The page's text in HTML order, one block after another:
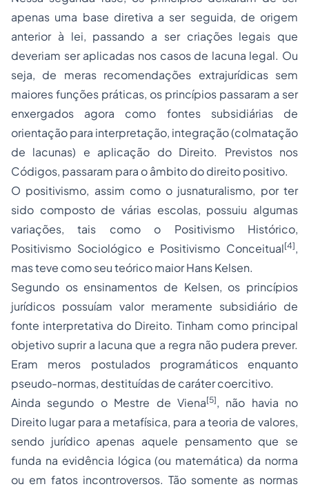
apenas uma base diretiva a ser seguida, de origem
anterior à lei, passando a ser criações legais que
deveriam ser aplicadas nos casos de lacuna legal. Ou
seja, de meras recomendações extrajurídicas sem
maiores funções práticas, os princípios passaram a ser
enxergados agora como fontes subsidiárias de
orientação para interpretação, integração (colmatação
de lacunas) e aplicação do Direito. Previstos nos
Códigos, passaram para o âmbito do direito positivo.
O positivismo, assim como o jusnaturalismo, por ter
sido composto de várias escolas, possuiu algumas
variações, tais como o Positivismo Histórico,
Positivismo Sociológico e Positivismo Conceitual[4],
mas teve como seu teórico maior Hans Kelsen.
Segundo os ensinamentos de Kelsen, os princípios
jurídicos possuíam valor meramente subsidiário de
fonte interpretativa do Direito. Tinham como principal
objetivo suprir a lacuna que a regra não pudera prever.
Eram meros postulados programáticos enquanto
pseudo-normas, destituídas de caráter coercitivo.
Ainda segundo o Mestre de Viena[5], não havia no
Direito lugar para a metafísica, para a teoria de valores,
sendo jurídico apenas aquele pensamento que se
funda na evidência lógica (ou matemática) da norma
ou em fatos incontroversos. Tão somente as normas